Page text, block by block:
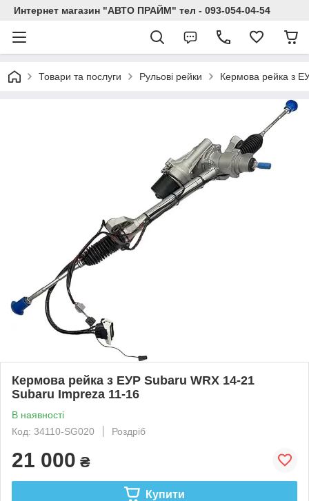
Интернет магазин "АВТО ПРАЙМ" тел - 093-054-04-54
Товари та послуги Рульові рейки Кермова рейка з
Кермова рейка з ЕУР Subaru WRX 14-21
Subaru Impreza 11-16
В наявності
Код: 34110-SG020
Роздріб
21 000 ₴
Купити